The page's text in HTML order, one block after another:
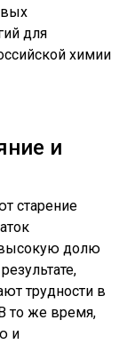
для
химии
и
старение
долю
трудности в
то же время,
и